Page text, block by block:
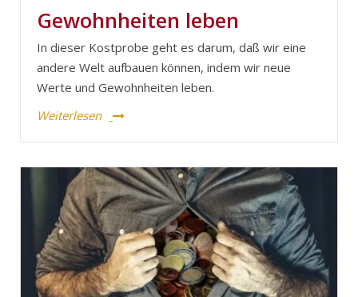
Gewohnheiten leben
In dieser Kostprobe geht es darum, daß wir eine
andere Welt aufbauen können, indem wir neue
Werte und Gewohnheiten leben.
Weiterlesen